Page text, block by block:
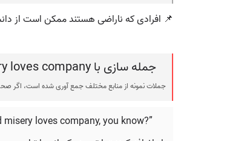
📌 افرادی که ناراضی هستند ممکن است از
جمله سازی با Misery loves company
جملات نمونه از منابع مختلف جمع آوری شده است، اگر
loves company, you know?”